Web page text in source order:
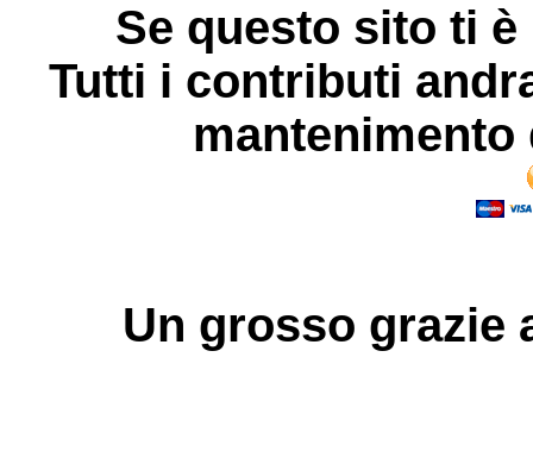
Se questo sito ti
Tutti i contributi
Un grosso grazie